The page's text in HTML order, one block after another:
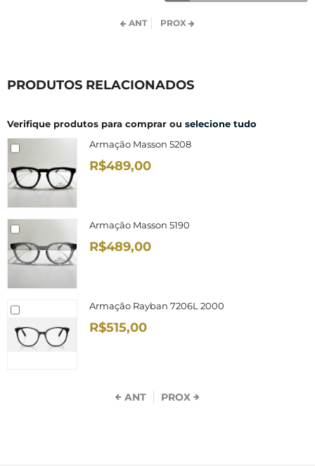
ANT PROX
PRODUTOS RELACIONADOS
Verifique produtos para comprar ou selecione tudo
Armação Masson 5208
R$489,00
Armação Masson 5190
R$489,00
Armação Rayban 7206L 2000
R$515,00
ANT PROX